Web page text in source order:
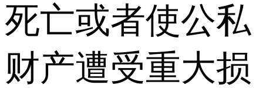
死亡或者使公私
财产遭受重大损